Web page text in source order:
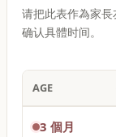
请把此表作為家
确认具體时间。
AGE
3 個月